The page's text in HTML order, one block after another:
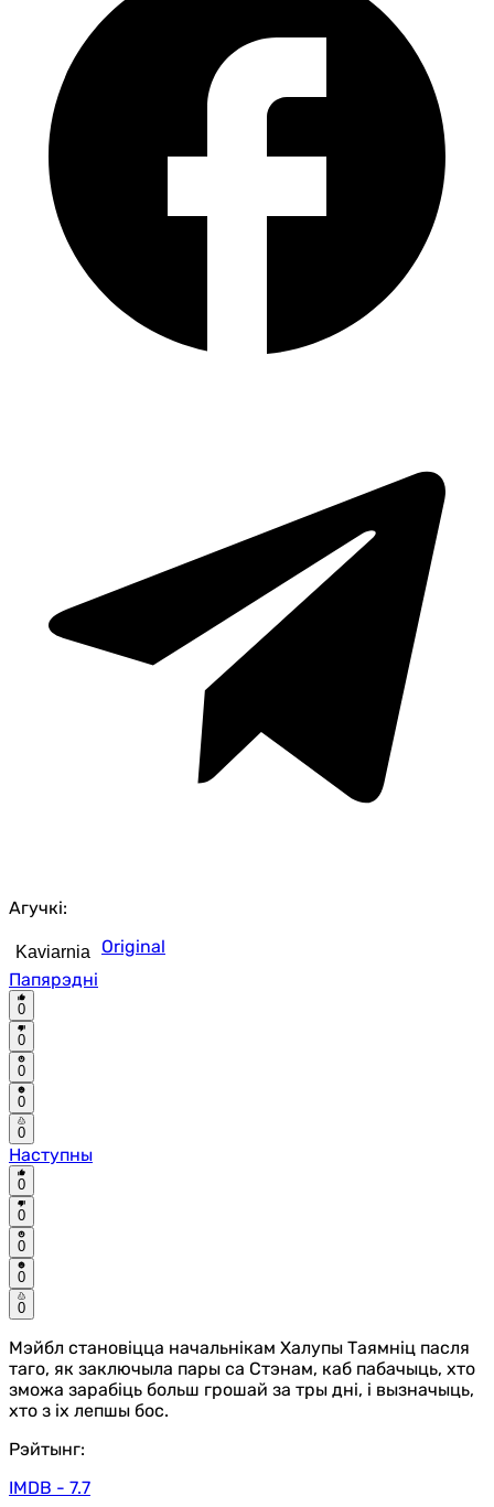
Агучкі:
Kaviarnia
Original
Папярэдні
0
0
0
0
0
Наступны
0
0
0
0
0
Мэйбл становіцца начальнікам Халупы Таямніц пасля
таго, як заключыла пары са Стэнам, каб пабачыць, хто
зможа зарабіць больш грошай за тры дні, і вызначыць,
хто з іх лепшы бос.
Рэйтынг:
IMDB - 7.7